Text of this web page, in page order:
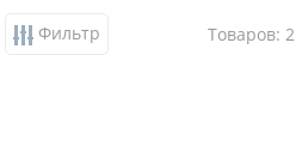
Фильтр Товаров: 2